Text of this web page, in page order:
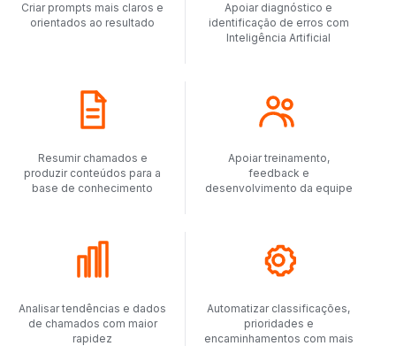
Criar prompts mais claros e
orientados ao resultado
Apoiar diagnóstico e
identificação de erros com
Inteligência Artificial
Resumir chamados e
produzir conteúdos para a
base de conhecimento
Apoiar treinamento,
feedback e
desenvolvimento da equipe
Analisar tendências e dados
de chamados com maior
rapidez
Automatizar classificações,
prioridades e
encaminhamentos com mais